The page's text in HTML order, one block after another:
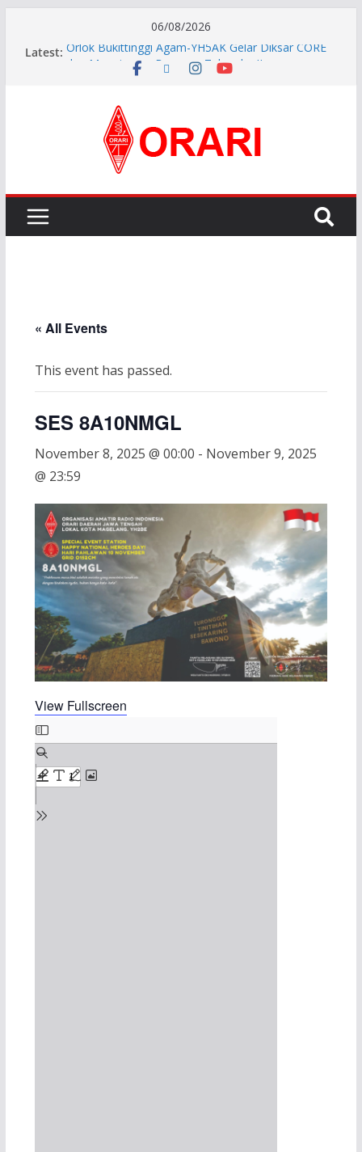
06/08/2026
Latest: Orlok Bukittinggi Agam-YH5AK Gelar Diksar CORE
dan Manajemen Bencana Tahap ke II
Aftiyedi Dalimunthe (YC5NNF) Resmi Pimpin ORARI
Lokal Bengkalis 2026–2029, Dikukuhkan Langsung
Ketua Orari Daerah Riau
Perkokoh Sinergi Amatir Radio, Ketua Orari Daerah
Pererat Silaturahmi, Pengurus Baru ORARI Riau
Audiensi dan Siap Bersinergi dengan Diskominfotik
« All Events
This event has passed.
SES 8A10NMGL
November 8, 2025 @ 00:00 - November 9, 2025
@ 23:59
View Fullscreen